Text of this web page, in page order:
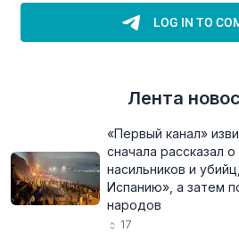
Лента
«Первый канал»
сначала рассказал
насильников и
Испанию», а затем
народов
17